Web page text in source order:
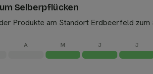
Selberpflücken
Produkte am Standort Erdbeerfeld
A M J J